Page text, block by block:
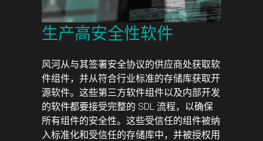
生产高安全性软件
风河从与其签署安全协议的供应商处获取软
件组件，并从符合行业标准的存储库获取开
源软件。这些第三方软件组件以及内部开发
的软件都要接受完整的 SDL 流程，以确保
所有组件的安全性。这些受信任的组件被纳
入标准化和受信任的存储库中，并被授权用